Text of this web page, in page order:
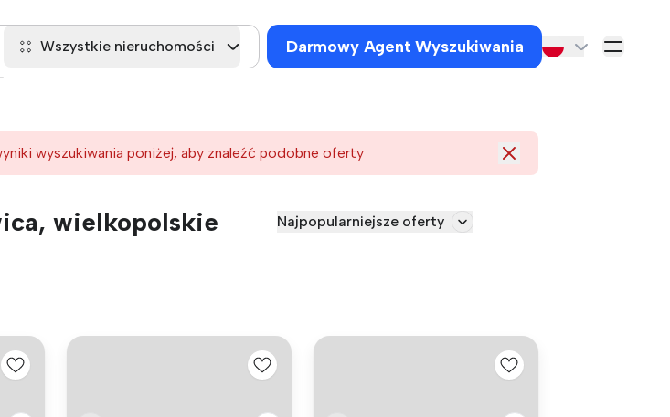
Wszystkie nieruchomości Darmowy Agent Wyszukiwania
wyszukiwania poniżej, aby znaleźć podobne oferty
wielkopolskie Najpopularniejsze oferty